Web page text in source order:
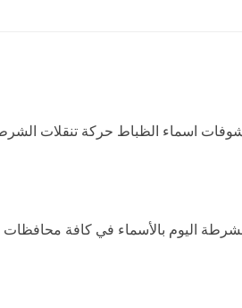
اسماء الظباط حركة تنقلات
اليوم بالأسماء في كافة محافظات مصر